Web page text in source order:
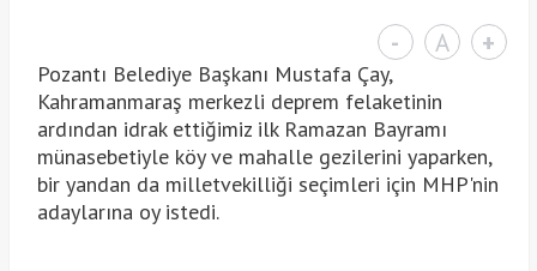
- A +
Pozantı Belediye Başkanı Mustafa Çay,
Kahramanmaraş merkezli deprem felaketinin
ardından idrak ettiğimiz ilk Ramazan Bayramı
münasebetiyle köy ve mahalle gezilerini yaparken,
bir yandan da milletvekilliği seçimleri için MHP'nin
adaylarına oy istedi.